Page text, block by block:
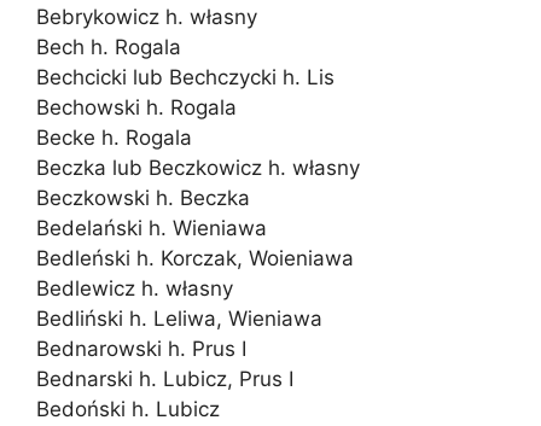
Bebrykowicz h. własny
Bech h. Rogala
Bechcicki lub Bechczycki h. Lis
Bechowski h. Rogala
Becke h. Rogala
Beczka lub Beczkowicz h. własny
Beczkowski h. Beczka
Bedelański h. Wieniawa
Bedleński h. Korczak, Woieniawa
Bedlewicz h. własny
Bedliński h. Leliwa, Wieniawa
Bednarowski h. Prus I
Bednarski h. Lubicz, Prus I
Bedoński h. Lubicz